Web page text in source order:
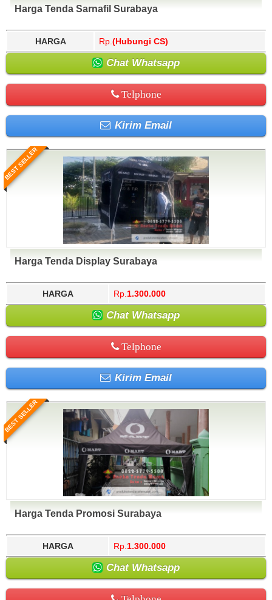
Harga Tenda Sarnafil Surabaya
HARGA Rp. (Hubungi CS)
Chat Whatsapp
Telphone
Kirim Email
BEST SELLER
Harga Tenda Display Surabaya
HARGA Rp. 1.300.000
Chat Whatsapp
Telphone
Kirim Email
BEST SELLER
Harga Tenda Promosi Surabaya
HARGA Rp. 1.300.000
Chat Whatsapp